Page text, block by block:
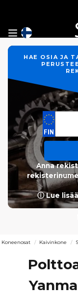
HAE OSIA JA
Anna
ⓘ Lue
Koneenosat Kaivinkone